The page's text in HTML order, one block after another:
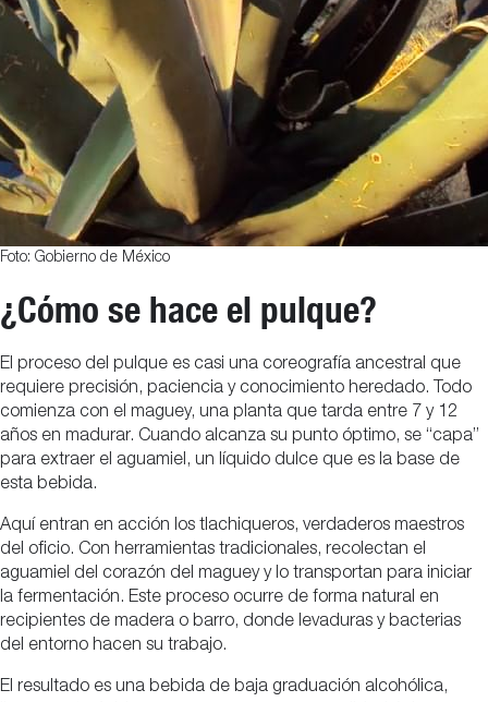
Foto: Gobierno de México
¿Cómo se hace el pulque?
El proceso del pulque es casi una coreografía ancestral que
requiere precisión, paciencia y conocimiento heredado. Todo
comienza con el maguey, una planta que tarda entre 7 y 12
años en madurar. Cuando alcanza su punto óptimo, se “capa”
para extraer el aguamiel, un líquido dulce que es la base de
esta bebida.
Aquí entran en acción los tlachiqueros, verdaderos maestros
del oficio. Con herramientas tradicionales, recolectan el
aguamiel del corazón del maguey y lo transportan para iniciar
la fermentación. Este proceso ocurre de forma natural en
recipientes de madera o barro, donde levaduras y bacterias
del entorno hacen su trabajo.
El resultado es una bebida de baja graduación alcohólica,